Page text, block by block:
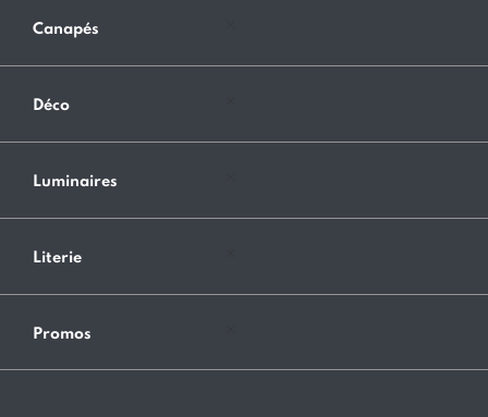
Canapés
Déco
Luminaires
Literie
Promos